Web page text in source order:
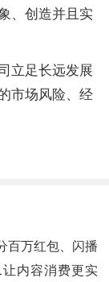
、创造并且实
立足长远发展
市场风险、经
百万红包、闪播
内容消费更实